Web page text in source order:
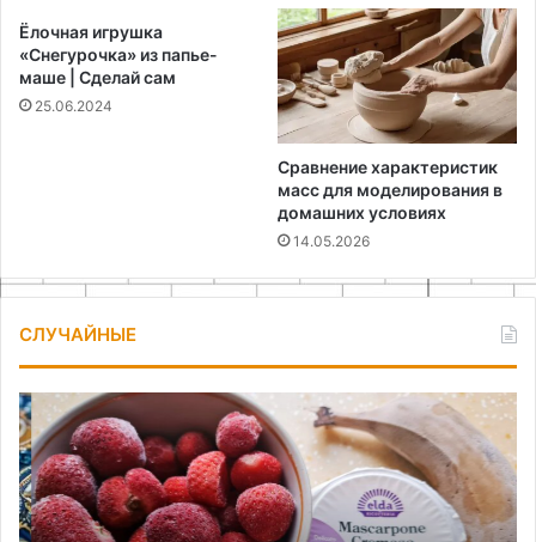
Ёлочная игрушка
«Снегурочка» из папье-
маше | Сделай сам
25.06.2024
Сравнение характеристик
масс для моделирования в
домашних условиях
14.05.2026
СЛУЧАЙНЫЕ
Как
приготовить
клубнично-
банановое
мороженое
без